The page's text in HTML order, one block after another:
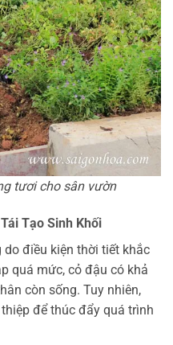
tươi cho sân vườn
Tạo Sinh Khối
điều kiện thời tiết khắc
quá mức, cỏ đậu có khả
còn sống. Tuy nhiên,
để thúc đẩy quá trình